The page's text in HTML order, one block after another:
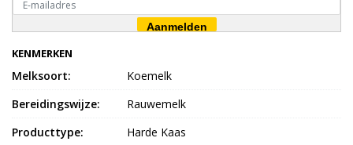
Aanmelden
KENMERKEN
Melksoort:
Koemelk
Bereidingswijze:
Rauwemelk
Producttype:
Harde Kaas